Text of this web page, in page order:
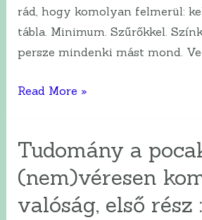
rád, hogy komolyan felmerül:
tábla. Minimum. Szűrőkkel.
persze mindenki mást mond.
Császár,
vagy
kórház
mégis
Read More »
Tudomány a
(nem)véresen
valóság, első rész